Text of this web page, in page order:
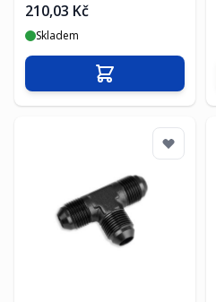
210,03 Kč
Skladem
Přidat do košíku